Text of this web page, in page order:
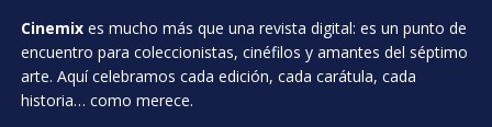
Cinemix es mucho más que una revista digital: es un punto de
encuentro para coleccionistas, cinéfilos y amantes del séptimo
arte. Aquí celebramos cada edición, cada carátula, cada
historia… como merece.